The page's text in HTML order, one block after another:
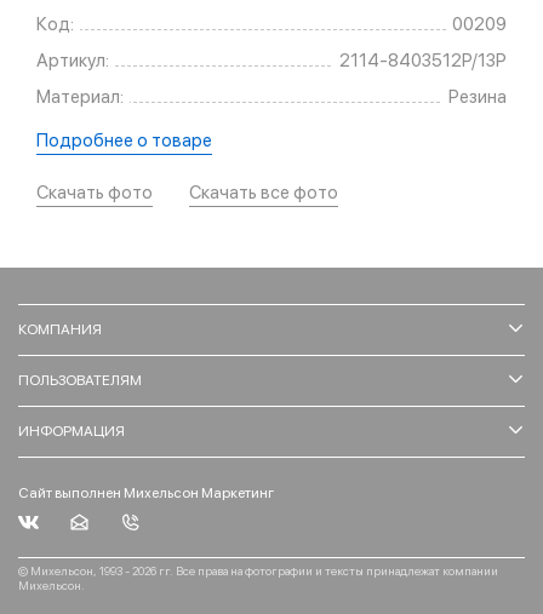
Код:
00209
Артикул:
2114-8403512Р/13Р
Материал:
Резина
Подробнее о товаре
Скачать фото Скачать все фото
КОМПАНИЯ
ПОЛЬЗОВАТЕЛЯМ
ИНФОРМАЦИЯ
Сайт выполнен Михельсон Маркетинг
© Михельсон, 1993 - 2026 гг. Все права на фотографии и тексты принадлежат компании
Михельсон.